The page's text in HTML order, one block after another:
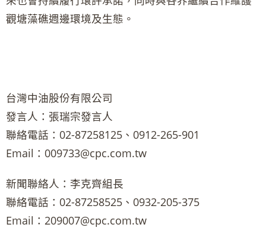
觀塘藻礁週邊環境及生態。
台灣中油股份有限公司
發言人：張瑞宗發言人
聯絡電話：02-87258125、0912-265-901
Email：009733@cpc.com.tw
新聞聯絡人：李克齊組長
聯絡電話：02-87258525、0932-205-375
Email：209007@cpc.com.tw